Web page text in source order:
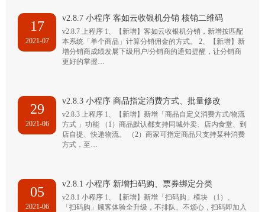
17
2021-07
v2.8.7 小程序 客如云收银机分销 核销二维码
v2.8.7 上程序 1、【新增】客如云收银机分销，新增按匹配
本系统「单个商品」计算分销佣金的方式。 2、【新增】新
增分销商成绩发展下级用户/分销商的通知提醒，让分销商
更好的掌握…
29
2021-06
v2.8.3 小程序 商品指定消费方式、批量修改
v2.8.3 上程序 1、【新增】新增「商品自定义消费方式/物流
方式 」功能 （1）商品默认都支持同城外卖、店内食堂、到
店自提、快递物流。 （2）商家可指定商品只支持某种消费
方式，至…
05
2021-06
v2.8.1 小程序 新增扫码购、票券绑定分类
v2.8.1 小程序 1、【新增】新增「扫码购」模块 （1）、
「扫码购」顾客体验全升级，不排队、不烦心，扫码即加入